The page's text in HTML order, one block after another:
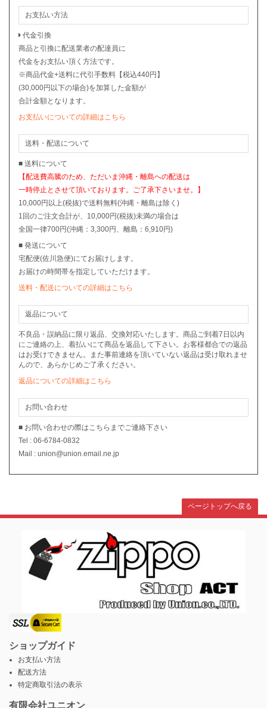
お支払い方法
代金引換
商品と引換に配送業者の配達員に
代金をお支払い頂く方法です。
※商品代金+送料に代引手数料【税込440円】
(30,000円以下の場合)を加算した金額が
合計金額となります。
お支払いについての詳細はこちら
送料・配送について
■ 送料について
【配送費高騰のため、ただいま沖縄・離島への配送は
一時停止とさせて頂いております。ご了承下さいませ。】
10,000円以上(税抜)で送料無料(沖縄・離島は除く)
1回のご注文合計が、10,000円(税抜)未満の場合は
全国一律700円(沖縄：3,300円、離島：6,910円)
■ 発送について
宅配便(佐川急便)にてお届けします。
お届けの時間帯を指定していただけます。
送料・配送についての詳細はこちら
返品について
不良品・誤納品に限り返品、交換対応いたします。商品ご到着7日以内
にご連絡の上、着払いにて商品を返品して下さい。お客様都合での返品
はお受けできません。また事前連絡を頂いていない返品は受け取れませ
んので、あらかじめご了承ください。
返品についての詳細はこちら
お問い合わせ
■ お問い合わせの際はこちらまでご連絡下さい
Tel : 06-6784-0832
Mail : union@union.email.ne.jp
ページトップへ戻る
ショップガイド
お支払い方法
配送方法
特定商取引法の表示
有限会社ユニオン